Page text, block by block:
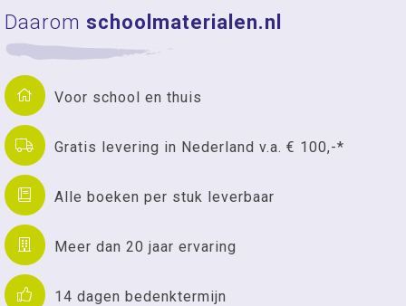
Daarom schoolmaterialen.nl
Voor school en thuis
Gratis levering in Nederland v.a. € 100,-*
Alle boeken per stuk leverbaar
Meer dan 20 jaar ervaring
14 dagen bedenktermijn